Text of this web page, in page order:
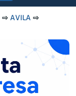
⇨ AVILA ⇨